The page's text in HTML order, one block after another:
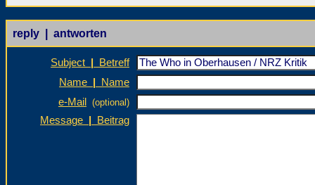
reply | antworten
Subject
Betreff
Name
Name
e-Mail
(optional)
Message Beitrag